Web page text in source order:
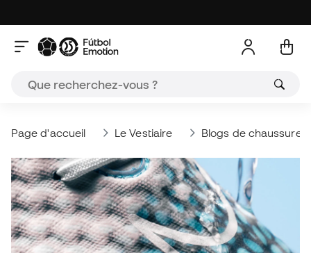
Page d'accueil Le Vestiaire Blogs de